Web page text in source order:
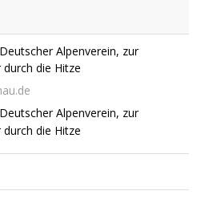
die Hitze